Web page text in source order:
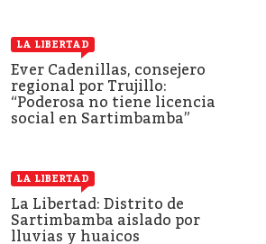
LA LIBERTAD
Ever Cadenillas, consejero
regional por Trujillo:
“Poderosa no tiene licencia
social en Sartimbamba”
LA LIBERTAD
La Libertad: Distrito de
Sartimbamba aislado por
lluvias y huaicos